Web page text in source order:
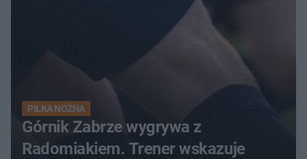
PIŁKA NOŻNA
Górnik Zabrze wygrywa z
Radomiakiem. Trener wskazuje